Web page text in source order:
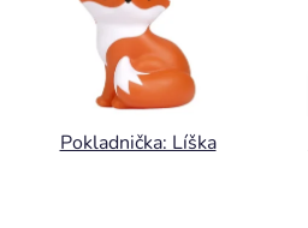
Pokladnička: Líška